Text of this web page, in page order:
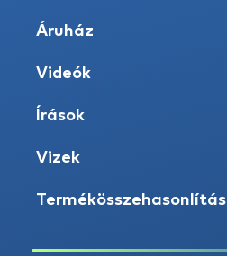
Áruház
Videók
Írások
Vizek
Termékösszehasonlítás